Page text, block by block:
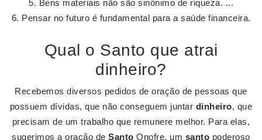
Bens materiais não são sinônimo de riqueza. ...
Pensar no futuro é fundamental para a saúde financeira.
Qual o Santo que atrai
dinheiro?
Recebemos diversos pedidos de oração de pessoas que
possuem dívidas, que não conseguem juntar dinheiro, que
precisam de um trabalho que remunere melhor. Para elas,
sugerimos a oração deSanto Onofre, um santo poderoso